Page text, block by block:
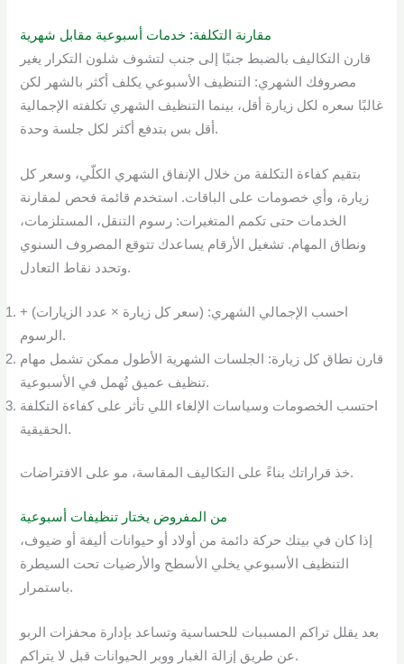
مقارنة التكلفة: خدمات أسبوعية مقابل شهرية
قارن التكاليف بالضبط جنبًا إلى جنب لتشوف شلون التكرار يغير
مصروفك الشهري: التنظيف الأسبوعي يكلف أكثر بالشهر لكن
غالبًا سعره لكل زيارة أقل، بينما التنظيف الشهري تكلفته الإجمالية
أقل بس بتدفع أكثر لكل جلسة وحدة.
بتقيم كفاءة التكلفة من خلال الإنفاق الشهري الكلّي، وسعر كل
زيارة، وأي خصومات على الباقات. استخدم قائمة فحص لمقارنة
الخدمات حتى تكمم المتغيرات: رسوم التنقل، المستلزمات،
ونطاق المهام. تشغيل الأرقام يساعدك تتوقع المصروف السنوي
وتحدد نقاط التعادل.
احسب الإجمالي الشهري: (سعر كل زيارة × عدد الزيارات) +
الرسوم.
قارن نطاق كل زيارة: الجلسات الشهرية الأطول ممكن تشمل مهام
تنظيف عميق تُهمل في الأسبوعية.
احتسب الخصومات وسياسات الإلغاء اللي تأثر على كفاءة التكلفة
الحقيقية.
خذ قراراتك بناءً على التكاليف المقاسة، مو على الافتراضات.
من المفروض يختار تنظيفات أسبوعية
إذا كان في بيتك حركة دائمة من أولاد أو حيوانات أليفة أو ضيوف،
التنظيف الأسبوعي يخلي الأسطح والأرضيات تحت السيطرة
باستمرار.
بعد يقلل تراكم المسببات للحساسية وتساعد بإدارة محفزات الربو
عن طريق إزالة الغبار ووبر الحيوانات قبل لا يتراكم.